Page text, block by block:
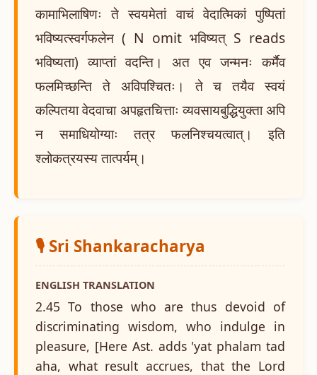
कामाभिलाषिणः ते स्वयमेतां वाचं वेदात्मिकां पुष्पितां
भविष्यत्स्वर्गफलेन ( N omit भविष्यत् S reads
भविष्यता) व्याप्तां वदन्ति। अत एव जन्मनः कर्मैव
फलमिच्छन्ति ते अविपश्चितः। ते च तयैव स्वयं
कल्पितया वेदवाचा अपहृतचित्ताः व्यवसायबुद्धियुक्ता अपि
न समाधियोग्याः तत्र फलनिश्चयत्वात्। इति
श्लोकत्रयस्य तात्पर्यम्।
🎙️ Sri Shankaracharya
ENGLISH TRANSLATION
2.45 To those who are thus devoid of
discriminating wisdom, who indulge in
pleasure, [Here Ast. adds 'yat phalam tad
aha, what result accrues, that the Lord